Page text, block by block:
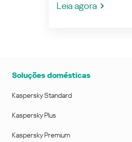
Leia agora
Soluções domésticas
Kaspersky Standard
Kaspersky Plus
Kaspersky Premium